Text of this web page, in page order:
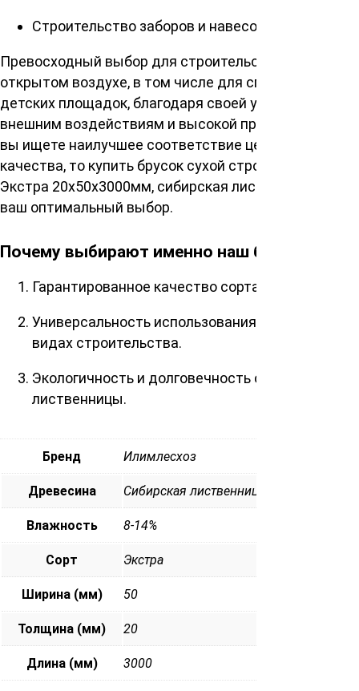
Строительство заборов и навесов
Превосходный выбор для строительства на
открытом воздухе, в том числе для спортивных и
детских площадок, благодаря своей устойчивости к
внешним воздействиям и высокой прочности. Если
вы ищете наилучшее соответствие цены и
качества, то купить брусок сухой строганная сорт
Экстра 20х50х3000мм, сибирская лиственница –
ваш оптимальный выбор.
Почему выбирают именно наш брусок?
Гарантированное качество сорта Экстра.
Универсальность использования в различных
видах строительства.
Экологичность и долговечность сибирской
лиственницы.
Бренд Илимлесхоз
Древесина Сибирская лиственница
Влажность 8-14%
Сорт Экстра
Ширина (мм) 50
Толщина (мм) 20
Длина (мм) 3000